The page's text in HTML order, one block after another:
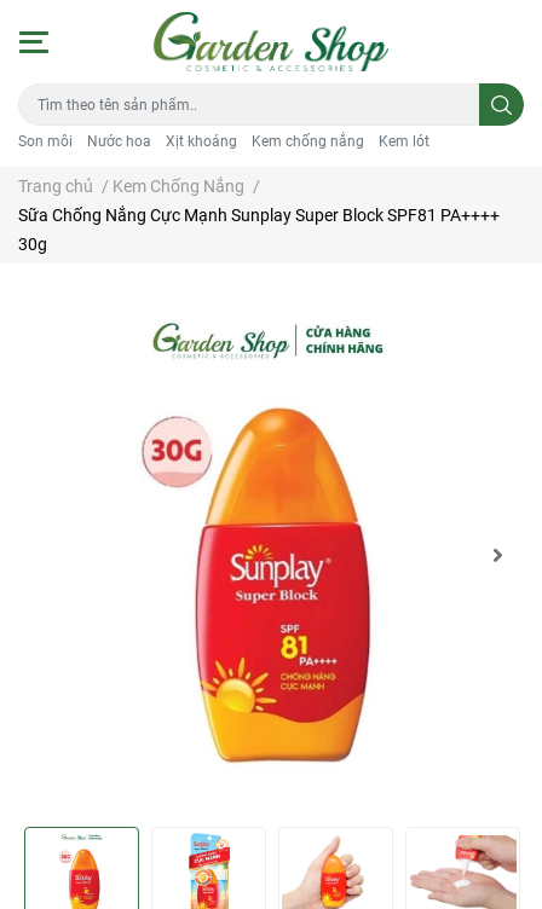
Son môi Nước hoa Xịt khoáng Kem chống nắng Kem lót
Trang chủ / Kem Chống Nắng /
Sữa Chống Nắng Cực Mạnh Sunplay Super Block SPF81 PA++++
30g